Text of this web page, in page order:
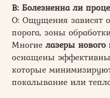
В: Болезненна ли
О: Ощущения зависят
порога, зоны
Многие лазеры нового
оснащены
которые
покалывание или